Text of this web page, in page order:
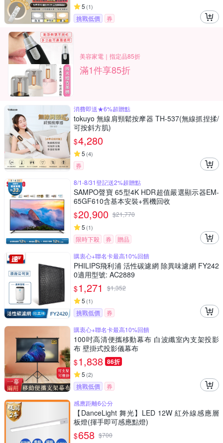
5 (1)
挑戰低價 券
美容家電｜指定品85折
滿1件享85折
消費即送★6%超贈點
tokuyo 無線肩頸鬆按摩器 TH-537(無線抓捏揉/
可按斜方肌)
$4,280
5 (4)
券
8/1-8/31登記送2%超贈點
SAMPO聲寶 65型4K HDR超值嚴選顯示器EM-
65GF610含基本安裝+舊機回收
$20,900 $21,770
5 (1)
限時下殺 券
贈品
購衷心+聯名卡最高10%回饋
PHILIPS飛利浦 活性碳濾網 除異味濾網 FY242
0適用型號: AC2889
$1,271 $1,352
5 (1)
挑戰低價
券
購衷心+聯名卡最高10%回饋
100吋高清便攜移動幕布 白波纖室內支架投影
布 壁掛式投影儀幕布
$1,838 86折
5 (2)
挑戰低價
券
感應距離6公分
【DanceLight 舞光】LED 12W 紅外線感應層
板燈(揮手即可感應點燈)
$658 $700